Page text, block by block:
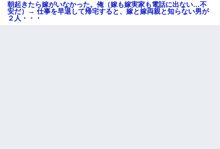
朝起きたら嫁がいなかった。俺（嫁も嫁実家も電話に出ない…不
安だ）→ 仕事を早退して帰宅すると、嫁と嫁両親と知らない男が
２人・・・